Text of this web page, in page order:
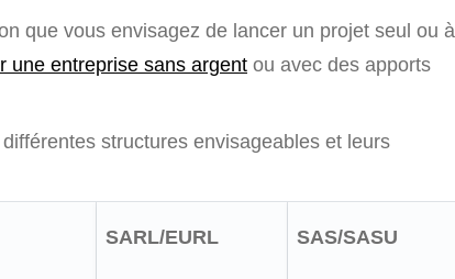
que vous envisagez de lancer un projet seul ou à
une entreprise sans argent ou avec des apports
structures envisageables et leurs
SARL/EURL SAS/SASU